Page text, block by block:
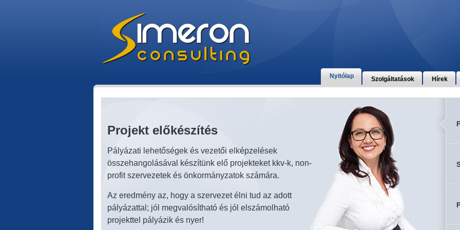
Nyitólap Szolgáltatások Hírek
Projekt előkészítés
Pályázati lehetőségek és vezetői elképzelések
összehangolásával készítünk elő projekteket kkv-k, non-
profit szervezetek és önkormányzatok számára.
Az eredmény az, hogy a szervezet élni tud az adott
pályázattal; jól megvalósítható és jól elszámolható
projekttel pályázik és nyer!
Az